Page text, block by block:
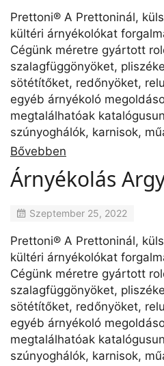
Prettoni® A Prettoninál,
kültéri árnyékolókat
Cégünk méretre gyártott
szalagfüggönyöket,
sötétítőket, redőnyöket,
egyéb árnyékoló
megtalálhatóak
szúnyoghálók, karnisok,
Bővebben
Árnyékolás
Szeptember 25, 2022
Prettoni® A Prettoninál,
kültéri árnyékolókat
Cégünk méretre gyártott
szalagfüggönyöket,
sötétítőket, redőnyöket,
egyéb árnyékoló
megtalálhatóak
szúnyoghálók, karnisok,